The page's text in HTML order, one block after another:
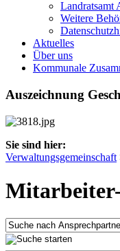
Landratsamt
Weitere
Aktuelles
Über uns
Kommunale
Auszeichnung
Sie sind hier:
Verwaltungsgemeinschaft